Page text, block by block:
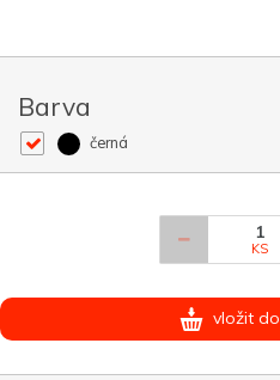
Barva
černá
KS
vložit